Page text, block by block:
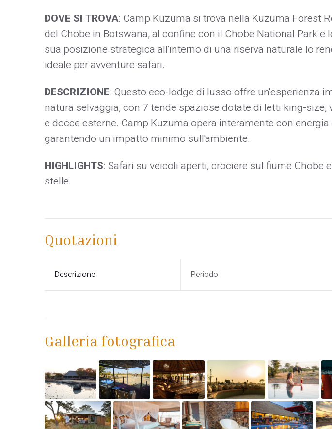
DOVE SI TROVA: Camp Kuzuma si trova nella Kuzuma Forest
del Chobe in Botswana, al confine con il Chobe National Park e
sua posizione strategica all'interno di una riserva naturale lo
ideale per avventure safari.
DESCRIZIONE: Questo eco-lodge di lusso offre un'esperienza
natura selvaggia, con 7 tende spaziose dotate di letti king-size,
e docce esterne. Camp Kuzuma opera interamente con energia
garantendo un impatto minimo sull'ambiente.
HIGHLIGHTS: Safari su veicoli aperti, crociere sul fiume Chobe
stelle
Quotazioni
Descrizione Periodo
Galleria fotografica